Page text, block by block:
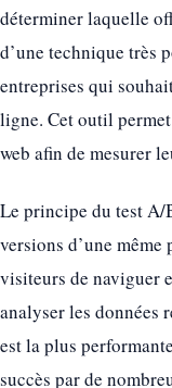
déterminer laquelle
d’une technique très
entreprises qui
ligne. Cet outil
web afin de mesurer
Le principe du test A/
versions d’une même
visiteurs de naviguer
analyser les données
est la plus
succès par de